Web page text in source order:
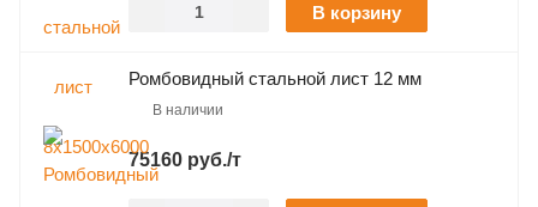
В корзину
Ромбовидный стальной лист 12 мм
В наличии
75160 руб./т